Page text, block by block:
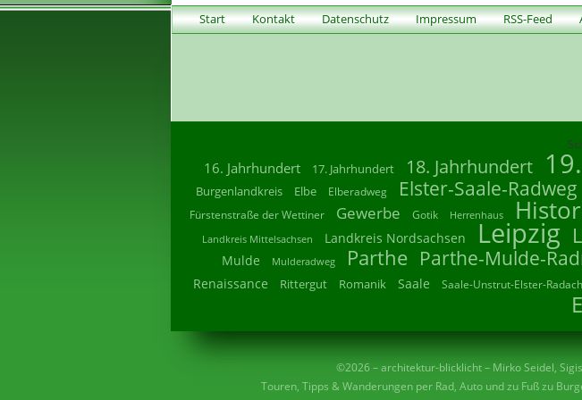
Start Kontakt Datenschutz Impressum RSS-Feed
16. Jahrhundert 17. Jahrhundert 18. Jahrhundert
Burgenlandkreis Elbe Elberadweg Elster-Saale-Radweg
Fürstenstraße der Wettiner Gewerbe Gotik Herrenhaus
Landkreis Mittelsachsen Landkreis Nordsachsen Leipzig
Mulde Mulderadweg Parthe Parthe-Mulde-
Renaissance Rittergut Romanik Saale Saale-Unstrut-Elster-
©2026 – architektur-blicklicht – Mirko Seidel,
Touren, Tipps & Wanderungen per Rad, Auto und zu Fuß zu